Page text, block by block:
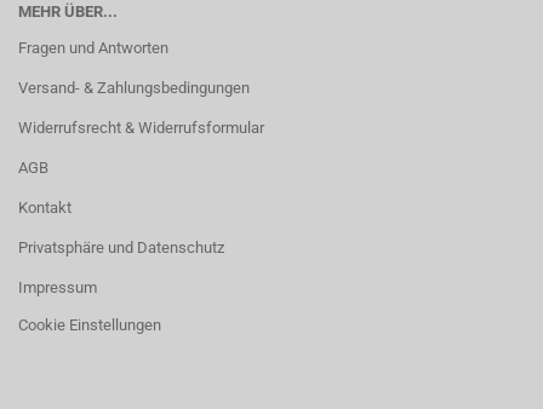
MEHR ÜBER...
Fragen und Antworten
Versand- & Zahlungsbedingungen
Widerrufsrecht & Widerrufsformular
AGB
Kontakt
Privatsphäre und Datenschutz
Impressum
Cookie Einstellungen